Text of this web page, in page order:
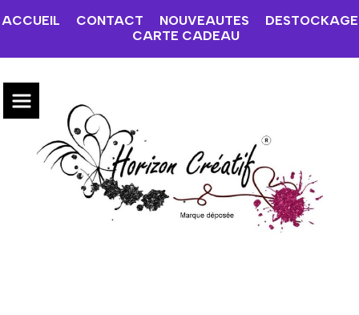
ACCUEIL CONTACT NOUVEAUTES
DESTOCKAGE
CARTE CADEAU